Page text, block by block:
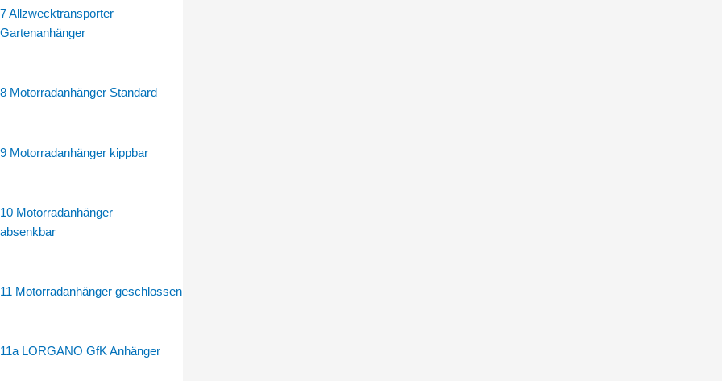
7 Allzwecktransporter
Gartenanhänger
8 Motorradanhänger Standard
9 Motorradanhänger kippbar
10 Motorradanhänger
absenkbar
11 Motorradanhänger geschlossen
11a LORGANO GfK Anhänger
Menge